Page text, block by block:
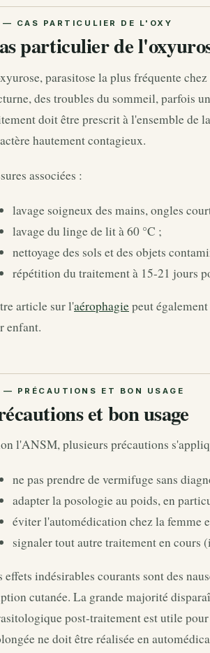
particulier de
parasitose la plus fréquente
des troubles du sommeil, parfois
doit être prescrit à l'ensemble de
hautement contagieux.
associées :
lavage soigneux des mains, ongles
lavage du linge de lit à 60 °C ;
nettoyage des sols et des objets
répétition du traitement à 15-21 jours
article sur l'aérophagiepeut
enfant.
et bon usage
l'ANSM, plusieurs précautions
ne pas prendre de vermifuge sans
adapter la posologie au poids, en
éviter l'automédication chez la femme
signaler tout autre traitement en cours
effets indésirables courants sont des
cutanée. La grande majorité
post-traitement est utile
ne doit être réalisée en